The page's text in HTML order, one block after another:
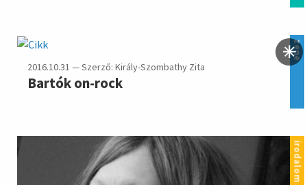
zene
2016.10.31 — Szerző: Király-Szombathy Zita
Bartók on-rock
irodalom